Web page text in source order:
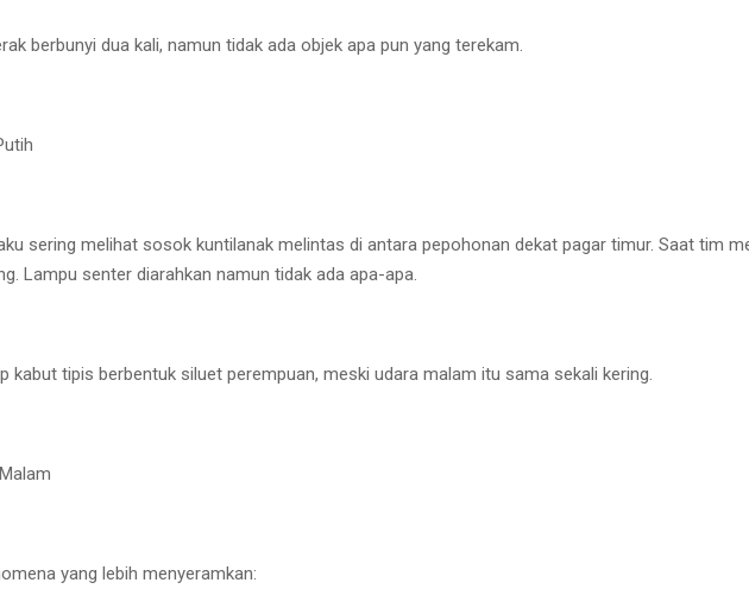
berbunyi dua kali, namun tidak ada objek apa pun yang terekam.
sering melihat sosok kuntilanak melintas di antara pepohonan dekat pagar timur. Saat tim
Lampu senter diarahkan namun tidak ada apa-apa.
kabut tipis berbentuk siluet perempuan, meski udara malam itu sama sekali kering.
yang lebih menyeramkan: